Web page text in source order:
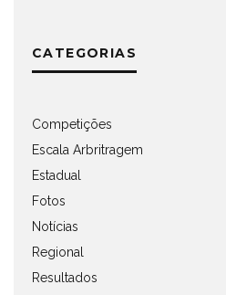
CATEGORIAS
Competições
Escala Arbritragem
Estadual
Fotos
Notícias
Regional
Resultados